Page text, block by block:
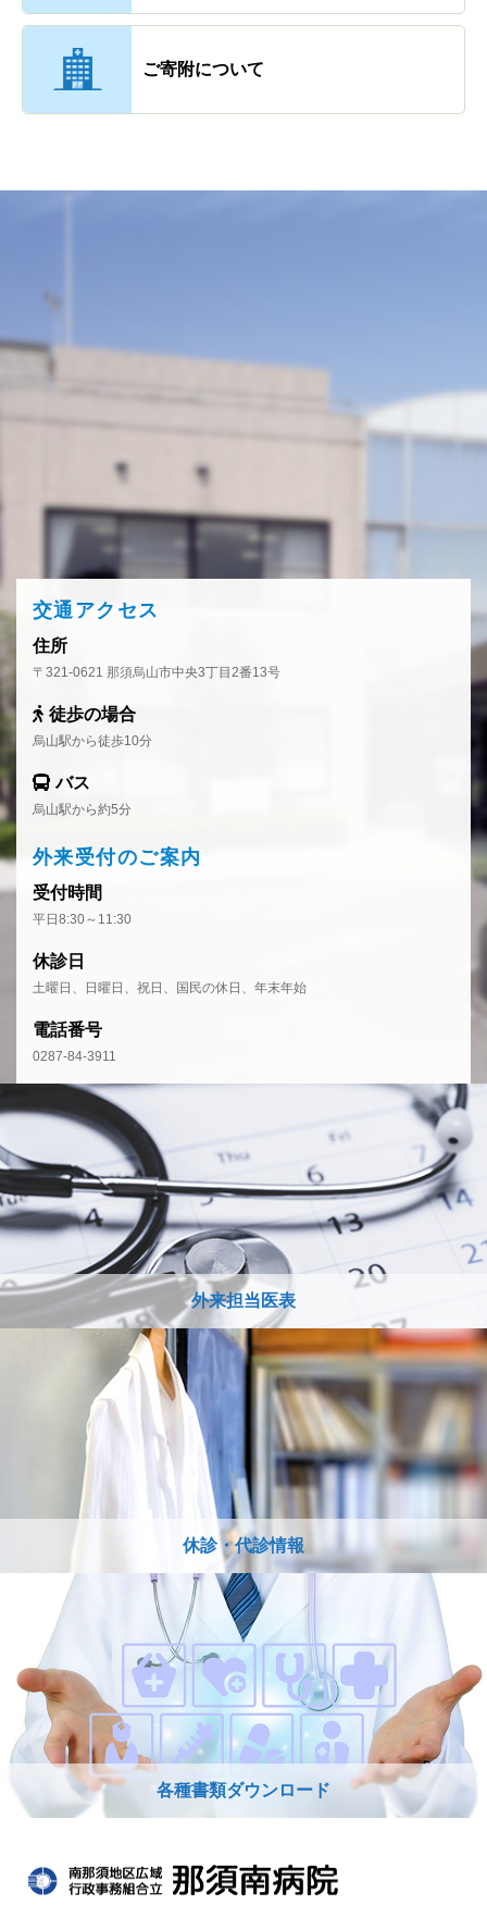
ご寄附について
交通アクセス
住所
〒321-0621 那須烏山市中央3丁目2番13号
徒歩の場合
烏山駅から徒歩10分
バス
烏山駅から約5分
外来受付のご案内
受付時間
平日8:30～11:30
休診日
土曜日、日曜日、祝日、国民の休日、年末年始
電話番号
0287-84-3911
外来担当医表
休診・代診情報
各種書類ダウンロード